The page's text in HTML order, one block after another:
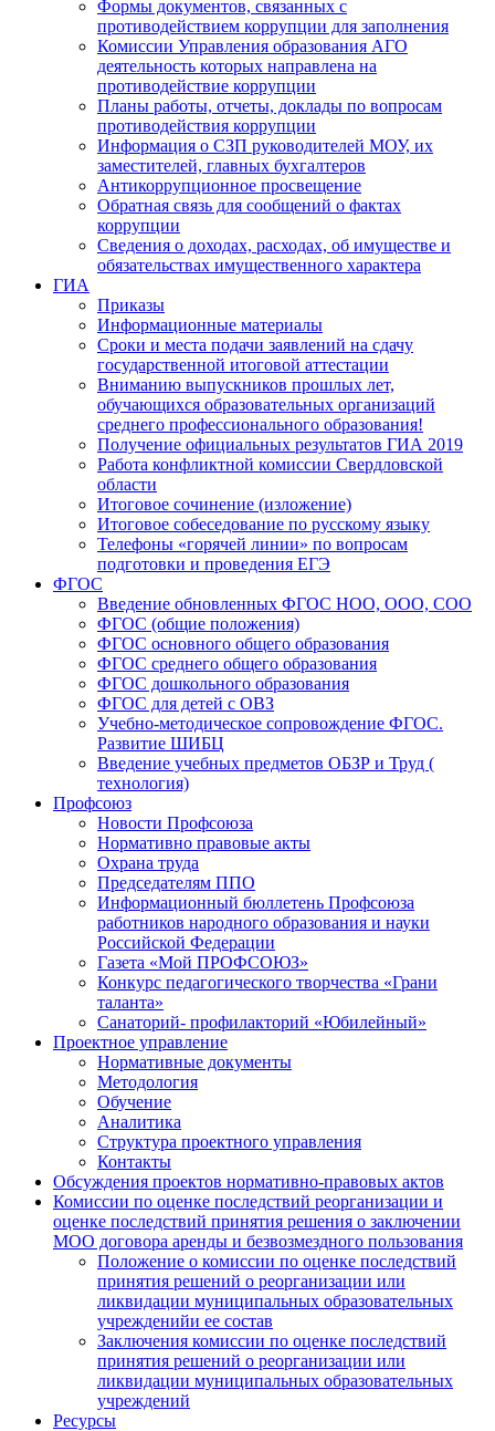
Формы документов, связанных с
противодействием коррупции для заполнения
Комиссии Управления образования АГО
деятельность которых направлена на
противодействие коррупции
Планы работы, отчеты, доклады по вопросам
противодействия коррупции
Информация о СЗП руководителей МОУ, их
заместителей, главных бухгалтеров
Антикоррупционное просвещение
Обратная связь для сообщений о фактах
коррупции
Сведения о доходах, расходах, об имуществе и
обязательствах имущественного характера
ГИА
Приказы
Информационные материалы
Сроки и места подачи заявлений на сдачу
государственной итоговой аттестации
Вниманию выпускников прошлых лет,
обучающихся образовательных организаций
среднего профессионального образования!
Получение официальных результатов ГИА 2019
Работа конфликтной комиссии Свердловской
области
Итоговое сочинение (изложение)
Итоговое собеседование по русскому языку
Телефоны «горячей линии» по вопросам
подготовки и проведения ЕГЭ
ФГОС
Введение обновленных ФГОС НОО, ООО, СОО
ФГОС (общие положения)
ФГОС основного общего образования
ФГОС среднего общего образования
ФГОС дошкольного образования
ФГОС для детей с ОВЗ
Учебно-методическое сопровождение ФГОС.
Развитие ШИБЦ
Введение учебных предметов ОБЗР и Труд (
технология)
Профсоюз
Новости Профсоюза
Нормативно правовые акты
Охрана труда
Председателям ППО
Информационный бюллетень Профсоюза
работников народного образования и науки
Российской Федерации
Газета «Мой ПРОФСОЮЗ»
Конкурс педагогического творчества «Грани
таланта»
Санаторий- профилакторий «Юбилейный»
Проектное управление
Нормативные документы
Методология
Обучение
Аналитика
Структура проектного управления
Контакты
Обсуждения проектов нормативно-правовых актов
Комиссии по оценке последствий реорганизации и
оценке последствий принятия решения о заключении
МОО договора аренды и безвозмездного пользования
Положение о комиссии по оценке последствий
принятия решений о реорганизации или
ликвидации муниципальных образовательных
учрежденийи ее состав
Заключения комиссии по оценке последствий
принятия решений о реорганизации или
ликвидации муниципальных образовательных
учреждений
Ресурсы